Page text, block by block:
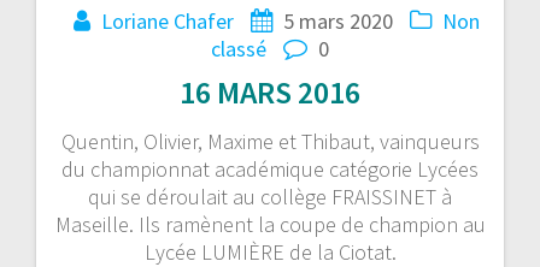
Loriane Chafer 5 mars 2020
Non
classé
0
16 MARS 2016
Quentin, Olivier, Maxime et Thibaut, vainqueurs
du championnat académique catégorie Lycées
qui se déroulait au collège FRAISSINET à
Maseille. Ils ramènent la coupe de champion au
Lycée LUMIÈRE de la Ciotat.
l’article